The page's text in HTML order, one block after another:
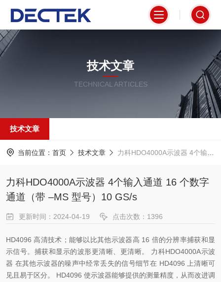
技术文章
TECHNICAL ARTICLES
技术文章
当前位置： 首页 技术文章 力科HDO4000A示波器 4个输入通道 16 个数字通道（带 –MS 型号）10 GS/s
力科HDO4000A示波器 4个输入通道 16 个数字
通道（带 –MS 型号）10 GS/s
更新时间：2024-04-19 点击次数：1396
HD4096高清技术；能够以比其他示波器高 16 倍的分辨率捕获和显
示信号。捕获和显示的波形更清晰、更清晰。 力科HDO4000A示波
器 在其他示波器的噪声中经常丢失的信号细节在 HD4096
上清晰可
见且易于区分。 HD4096 使示波器能够提供的测量精度，从而改进调